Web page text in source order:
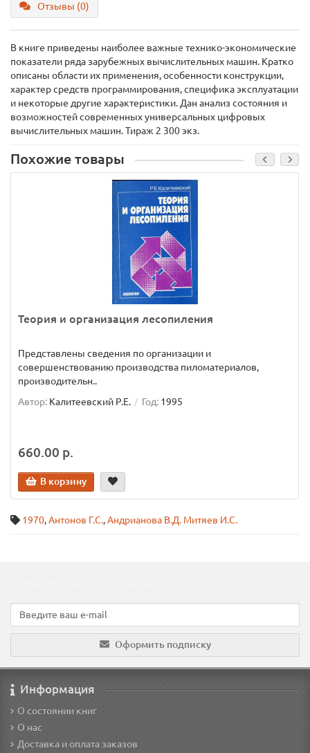
Отзывы (0)
В книге приведены наиболее важные технико-экономические
показатели ряда зарубежных вычислительных машин. Кратко
описаны области их применения, особенности конструкции,
характер средств программирования, специфика эксплуатации
и некоторые другие характеристики. Дан анализ состояния и
возможностей современных универсальных цифровых
вычислительных машин. Тираж 2 300 экз.
Похожие товары
Теория и организация лесопиления
Представлены сведения по организации и
совершенствованию производства пиломатериалов,
производительн..
Автор: Калитеевский Р.Е. Год: 1995
660.00 р.
В корзину
1970,Антонов Г.С.,Андрианова В.Д. Митяев И.С.
Оформить подписку
Информация
О состоянии книг
О нас
Доставка и оплата заказов